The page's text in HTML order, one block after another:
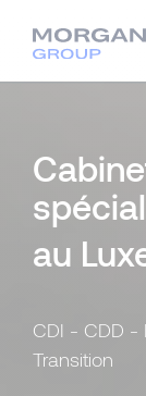
au
CDI - CDD -
Transition